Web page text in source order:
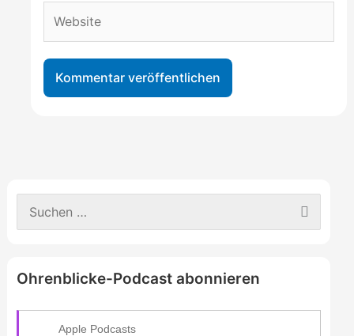
c
n
a
Ohrenblicke-Podcast abonnieren
Apple Podcasts